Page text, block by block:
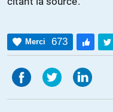
Merci 673